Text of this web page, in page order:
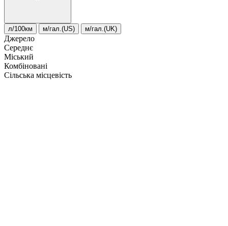
л/100км м/гал.(US) м/гал.(UK)
Джерело
Середнє
Міський
Комбіновані
Сільська місцевість